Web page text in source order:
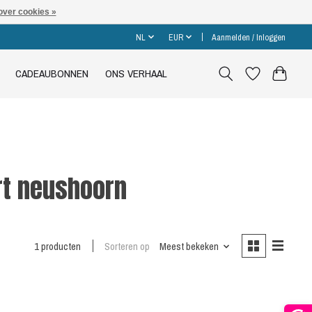
NL EUR Aanmelden / Inloggen
CADEAUBONNEN ONS VERHAAL
neushoorn
1 producten Sorteren op Meest bekeken
cookies »